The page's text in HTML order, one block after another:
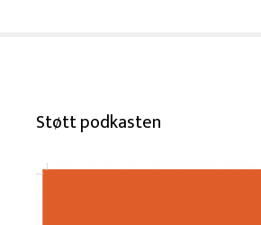
Støtt podkasten